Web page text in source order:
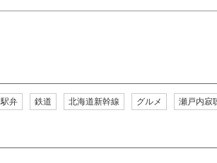
駅弁 鉄道 北海道新幹線 グルメ 瀬戸内寂